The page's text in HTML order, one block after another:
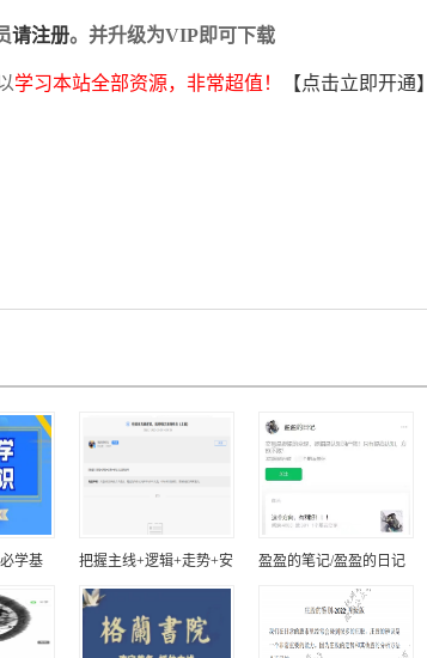
请注册。并升级为VIP即可下载
学习本站全部资源，非常超值！ 【点击立即开通】
学基 把握主线+逻辑+走势+安 盈盈的笔记/盈盈的日记